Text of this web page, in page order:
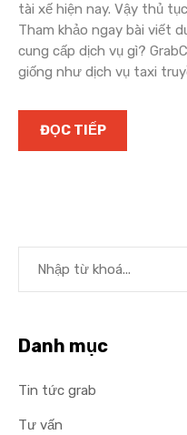
tài xế hiện nay. Vậy thủ
Tham khảo ngay bài viết
cung cấp dịch vụ gì?
giống như dịch vụ taxi
ĐỌC TIẾP
Danh mục
Tin tức grab
Tư vấn